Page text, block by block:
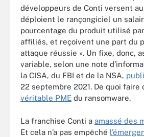
développeurs de Conti versent
déploient le rançongiciel un
pourcentage du produit utilisé
affiliés, et reçoivent une part du
attaque réussie ». Un fixe, donc,
variable, selon une note
la CISA, du FBI et de la NSA,
22 septembre 2021. De quoi faire
véritable PME du ransomware.
La franchise Conti a amassé des
Et cela n’a pas empêché